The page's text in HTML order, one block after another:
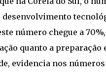
desenvolvimento
número chegue a
quanto a preparação
evidencia nos números